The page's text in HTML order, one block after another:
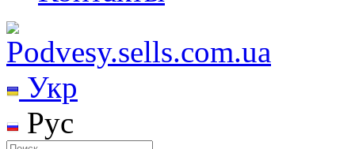
Укр
Рус